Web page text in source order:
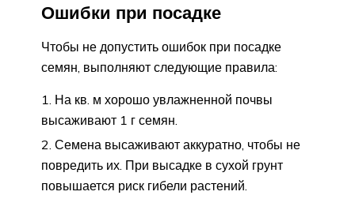
Ошибки при посадке
Чтобы не допустить ошибок при посадке
семян, выполняют следующие правила:
На кв. м хорошо увлажненной почвы
высаживают 1 г семян.
Семена высаживают аккуратно, чтобы не
повредить их. При высадке в сухой грунт
повышается риск гибели растений.